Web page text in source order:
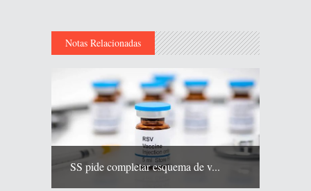
Notas Relacionadas
SS pide completar esquema de v...